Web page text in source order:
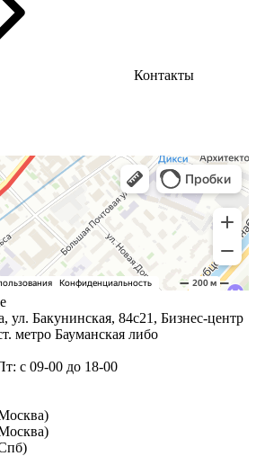
Контакты
ул. Бакунинская, 84с21, Бизнес-центр
метро Бауманская либо
с 09-00 до 18-00